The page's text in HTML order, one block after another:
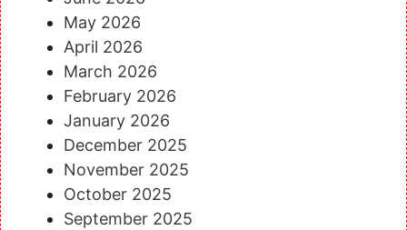
May 2026
April 2026
March 2026
February 2026
January 2026
December 2025
November 2025
October 2025
September 2025